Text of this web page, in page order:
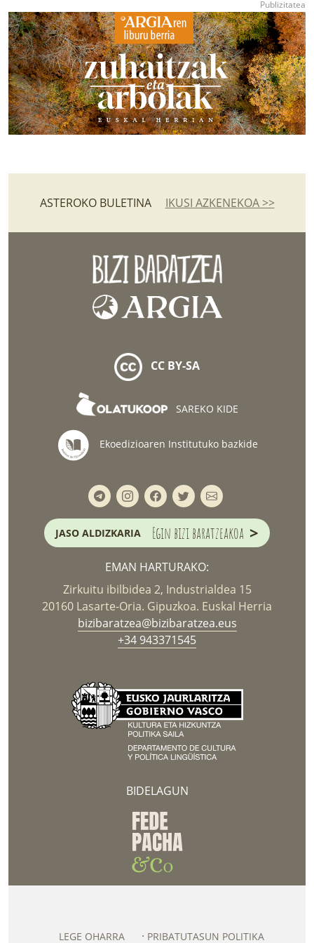
ASTEROKO BULETINA IKUSI AZKENEKOA >>
CC BY-SA
SAREKO KIDE
Ekoedizioaren Institutuko bazkide
JASO ALDIZKARIA Egin bizi baratzeakoa >
EMAN HARTURAKO:
Zirkuitu ibilbidea 2, Industrialdea 15
20160 Lasarte-Oria. Gipuzkoa. Euskal Herria
bizibaratzea@bizibaratzea.eus
+34 943371545
BIDELAGUN
LEGE OHARRA PRIBATUTASUN POLITIKA